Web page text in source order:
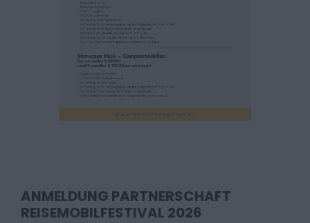
ANMELDUNG PARTNERSCHAFT
REISEMOBILFESTIVAL 2026